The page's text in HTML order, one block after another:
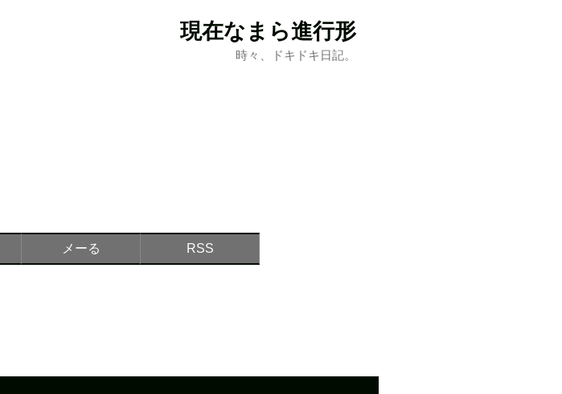
現在なまら進行形
時々、ドキドキ日記。
メーる RSS